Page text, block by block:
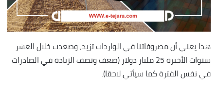
هذا يعني أن مصروفاتنا في الواردات تزيد، وصعدت خلال العشر
سنوات الأخيرة 25 مليار دولار (ضعف ونصف الزيادة في الصادرات
في نفس الفترة كما سيأتي لاحقا).